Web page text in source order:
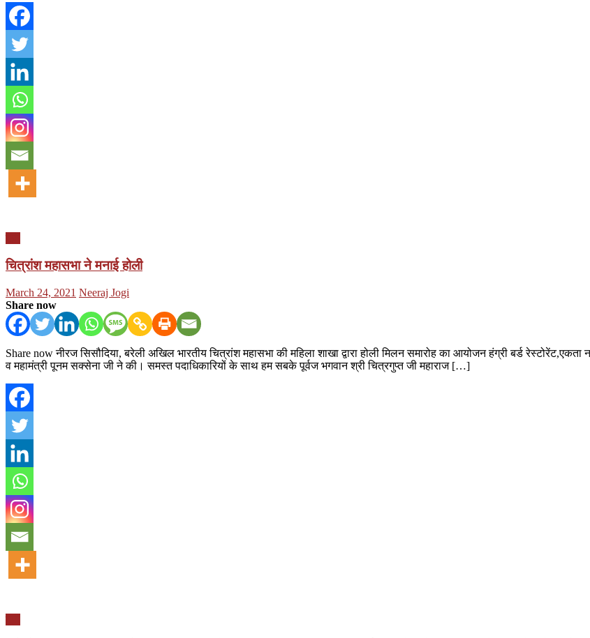
चित्रांश महासभा ने मनाई होली
Posted
on
March 24, 2021 Author
Neeraj Jogi
Share now
Share now नीरज सिसौदिया, बरेली अखिल भारतीय चित्रांश महासभा की महिला शाखा द्वारा होली मिलन समारोह का आयोजन हंग्री बर्ड
व महामंत्री पूनम सक्सेना जी ने की। समस्त पदाधिकारियों के साथ हम सबके पूर्वज भगवान श्री चित्रगुप्त जी महाराज […]